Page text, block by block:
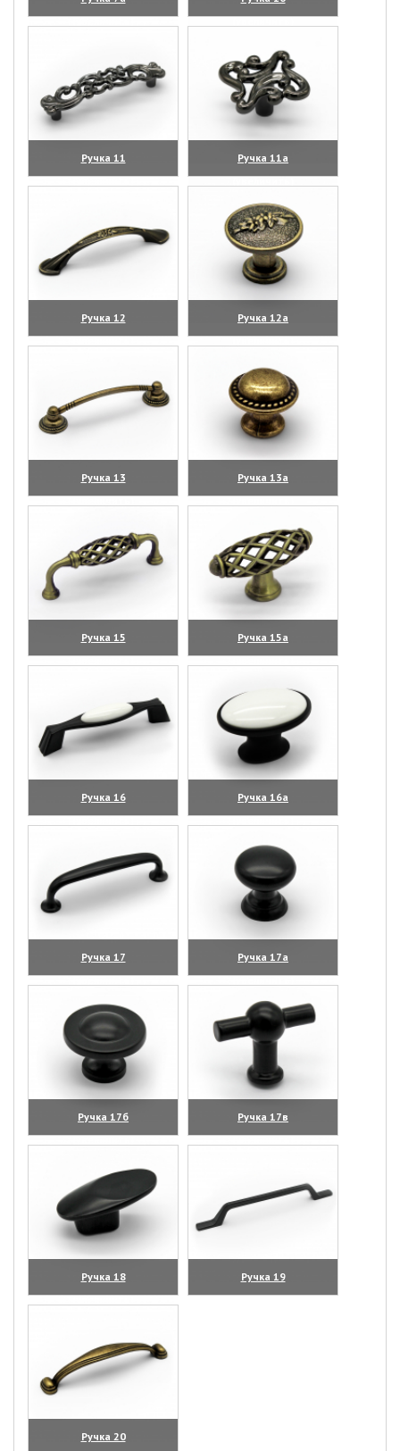
(увеличить)
(увеличить)
Ручка 11
(увеличить)
Ручка 11а
(увеличить)
Ручка 12
(увеличить)
Ручка 12а
(увеличить)
Ручка 13
(увеличить)
Ручка 13а
(увеличить)
Ручка 15
(увеличить)
Ручка 15а
(увеличить)
Ручка 16
(увеличить)
Ручка 16а
(увеличить)
Ручка 17
(увеличить)
Ручка 17а
(увеличить)
Ручка 17б
(увеличить)
Ручка 17в
(увеличить)
Ручка 18
(увеличить)
Ручка 19
(увеличить)
Ручка 20